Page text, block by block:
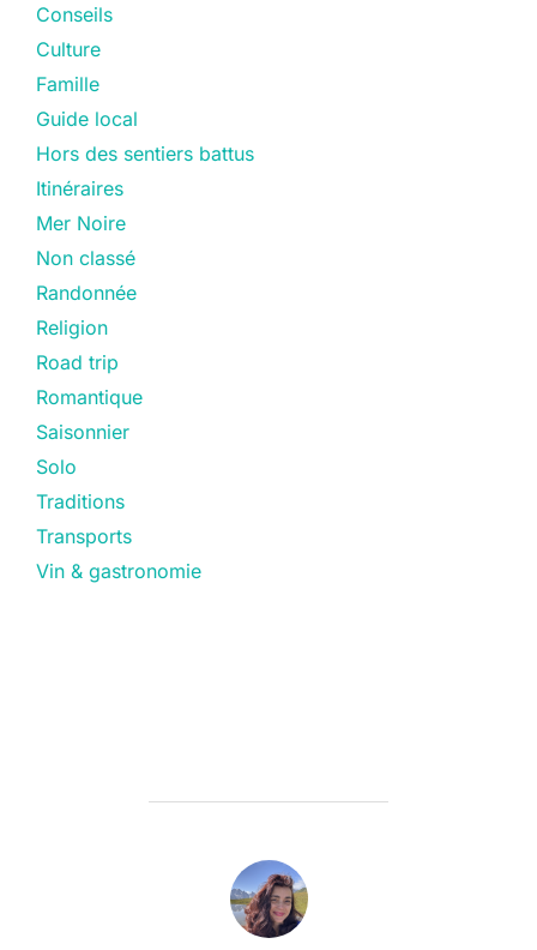
Conseils
Culture
Famille
Guide local
Hors des sentiers battus
Itinéraires
Mer Noire
Non classé
Randonnée
Religion
Road trip
Romantique
Saisonnier
Solo
Traditions
Transports
Vin & gastronomie
AUTEUR DE LA PUBLICATION